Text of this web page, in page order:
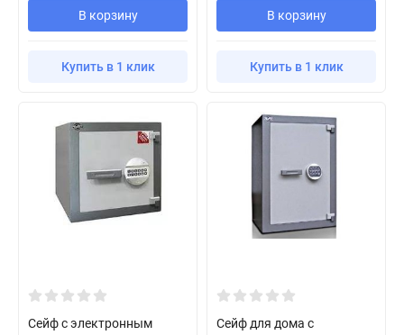
В корзину
Купить в 1 клик
В корзину
Купить в 1 клик
Сейф с электронным
Сейф для дома с